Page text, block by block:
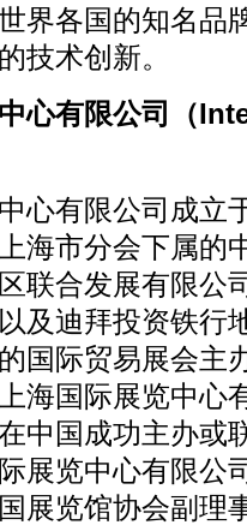
界各国的知名品
技术创新。
有限公司（
有限公司成立
海市分会下属的
联合发展有限公
及迪拜投资铁行
国际贸易展会主
海国际展览中心
中国成功主办或
展览中心有限公
展览馆协会副理